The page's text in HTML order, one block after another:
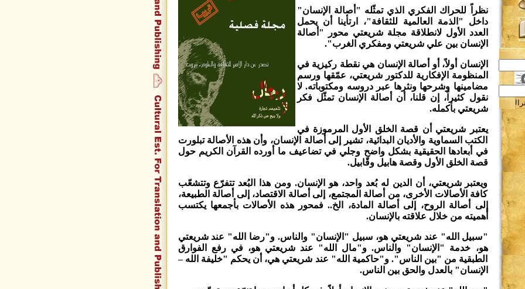
نظراً للحراك الفكري الذي تمثّله "أصالة الإنسان"
داخل "الذمة العالمية للثقافة"، ارتأينا أن يحمل
العدد الأول لانطلاقة مجلة شريعتي محور "أصالة
الإنسان بين علي شريعتي ومفكري الغرب".
الإنسان أولاً، أو أصالة الإنسان هي نقطة ركيزية في
المنظومة الإفكارية للدكتور شريعتي، عمّقها ورسم
مضامينها وشرحها ونثرها عبر دروسه ومكتوباته. لا
نقول كثيراً، إن قلنا، أن أصالة الإنسان تمثّل فكر
شريعتي بأكمله.
يعتبر شريعتي أن قصة الخلق الأول المرموزة في
الكتب السماوية والأديان البدائية، تشير إلى أصالة الإنسان، وأن هذه الأصالة تبلورت
في أبعادها الحقيقية بشكل واضحٍ وجلي في تضاعيف ما أورده القرآن الكريم حول
قصة الخلق الأول وقصة هابيل وقابيل.
ويعتبر شريعتي، أن الدين له بُعد واحد، هو الإنسان. ومن هذا البُعد تتفرّع وتتشعّب
كافة الأصالات الأخرى، من أصالة المجتمع، إلى أصالة الاقتصاد، إلى أصالة الطبيعة،
إلى أصالة الروح، إلى أصالة المادة، الخ.. فمحور هذه الأصالات بأجمعها يكتسب
أهميته من خلال علاقته بالإنسان.
"سبيل الله" عند شريعتي هو، سبيل "الإنسان" والناس. و"رضا الله" عند شريعتي
هو، خدمة "الإنسان" والناس. و"مال الله" عند شريعتي هو، في رفع الفوارق
الطبقية من "بين الناس". و"حاكمية الله" عند شريعتي هي، أن يحكم "خليفة الله –
الإنسان" بالعدل والحق بين الناس.